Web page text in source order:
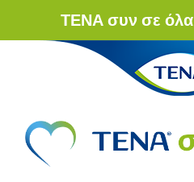
ΤΕΝΑ συν σε όλα